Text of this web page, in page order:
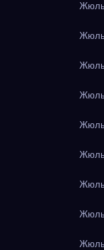
Жюль
Жюль
Жюль
Жюль
Жюль
Жюль
Жюль
Жюль
Жюль